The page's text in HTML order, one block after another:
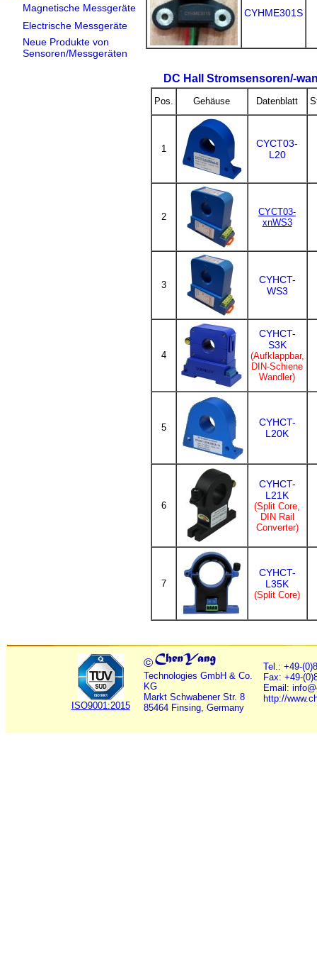
Magnetische Messgeräte
Electrische Messgeräte
Neue Produkte von
Sensoren/Messgeräten
CYHME301S
DC Hall Stromsensoren/-
Pos. Gehäuse Datenblatt
1
CYCT03-
L20
2
CYCT03-
xnWS3
3
CYHCT-
WS3
4
CYHCT-
S3K
(Aufklappbar,
DIN-Schiene
Wandler)
5
CYHCT-
L20K
6
CYHCT-
L21K
(Split Core,
DIN Rail
Converter)
7
CYHCT-
L35K
(Split Core)
ISO9001:2015
©
Technologies GmbH & Co.
KG
Markt Schwabener Str. 8
85464 Finsing, Germany
Tel.: +49-
Fax: +49-
Email:
http://